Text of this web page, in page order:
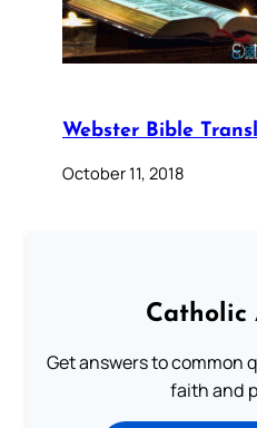
Webster Bible
October 11, 2018
Catholic
Get answers to common
faith and